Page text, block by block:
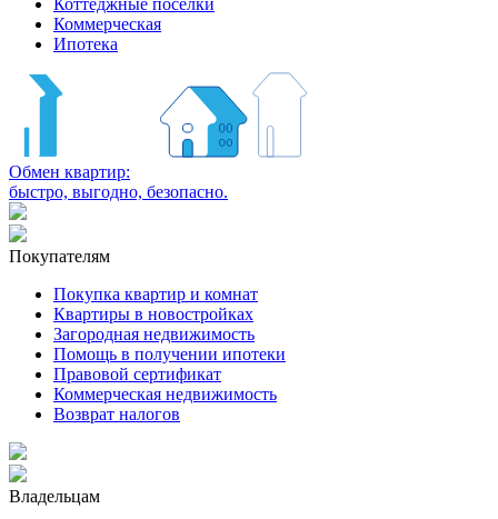
Коттеджные поселки
Коммерческая
Ипотека
Обмен квартир:
быстро, выгодно, безопасно.
Покупателям
Покупка квартир и комнат
Квартиры в новостройках
Загородная недвижимость
Помощь в получении ипотеки
Правовой сертификат
Коммерческая недвижимость
Возврат налогов
Владельцам